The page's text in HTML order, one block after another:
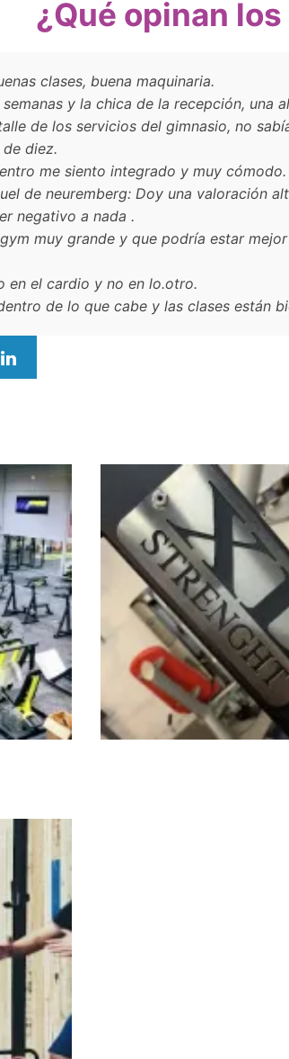
¿Qué opinan
clases, buena maquinaria.
y la chica de la recepción, una
de los servicios del gimnasio, no
diez.
me siento integrado y muy cómodo.
de neuremberg: Doy una valoración
negativo a nada .
muy grande y que podría estar
en el cardio y no en lo.otro.
de lo que cabe y las clases están